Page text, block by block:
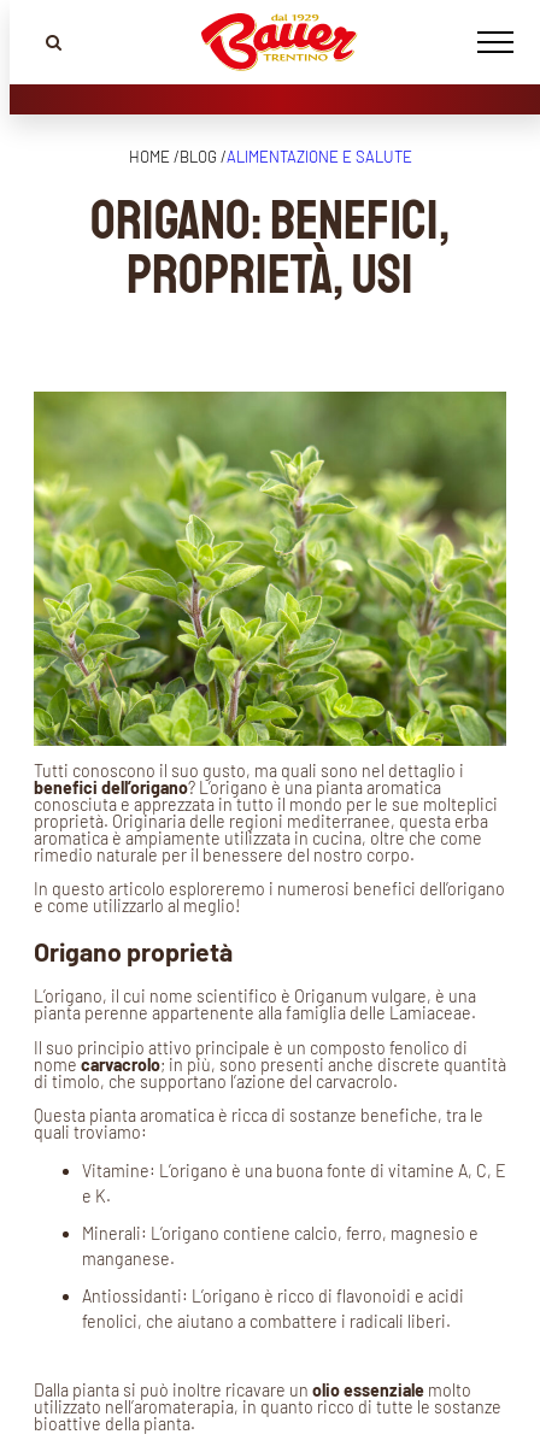
HOME /BLOG /ALIMENTAZIONE E SALUTE
Origano: benefici,
proprietà, usi
Tutti conoscono il suo gusto, ma quali sono nel dettaglio i
benefici dell’origano? L’origano è una pianta aromatica
conosciuta e apprezzata in tutto il mondo per le sue molteplici
proprietà. Originaria delle regioni mediterranee, questa erba
aromatica è ampiamente utilizzata in cucina, oltre che come
rimedio naturale per il benessere del nostro corpo.
In questo articolo esploreremo i numerosi benefici dell’origano
e come utilizzarlo al meglio!
Origano proprietà
L’origano, il cui nome scientifico è Origanum vulgare, è una
pianta perenne appartenente alla famiglia delle Lamiaceae.
Il suo principio attivo principale è un composto fenolico di
nomecarvacrolo; in più, sono presenti anche discrete quantità
di timolo, che supportano l’azione del carvacrolo.
Questa pianta aromatica è ricca di sostanze benefiche, tra le
quali troviamo:
Vitamine: L’origano è una buona fonte di vitamine A, C, E
e K.
Minerali: L’origano contiene calcio, ferro, magnesio e
manganese.
Antiossidanti: L’origano è ricco di flavonoidi e acidi
fenolici, che aiutano a combattere i radicali liberi.
Dalla pianta si può inoltre ricavare un olio essenziale molto
utilizzato nell’aromaterapia, in quanto ricco di tutte le sostanze
bioattive della pianta.